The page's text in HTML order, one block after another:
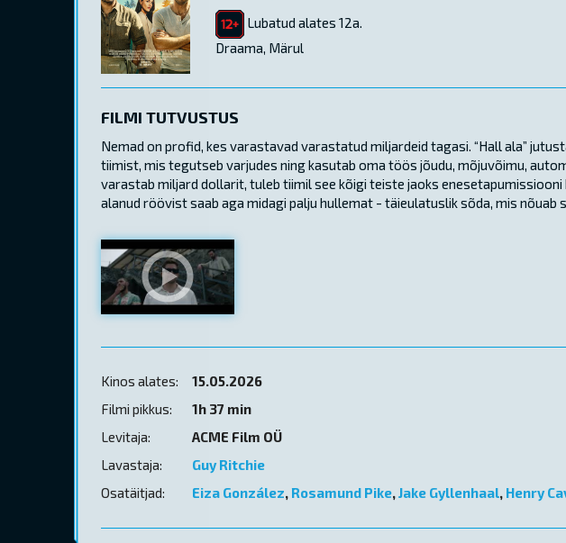
Lubatud alates 12a.
Draama, Märul
FILMI TUTVUSTUS
Nemad on profid, kes varastavad varastatud miljardeid tagasi. “Hall ala”
tiimist, mis tegutseb varjudes ning kasutab oma töös jõudu, mõjuvõimu,
varastab miljard dollarit, tuleb tiimil see kõigi teiste jaoks
alanud röövist saab aga midagi palju hullemat - täieulatuslik sõda, mis
Kinos alates:
15.05.2026
Filmi pikkus:
1h 37 min
Levitaja:
ACME Film OÜ
Lavastaja:
Guy Ritchie
Osatäitjad:
Eiza González, Rosamund Pike,Jake Gyllenhaal, Henry